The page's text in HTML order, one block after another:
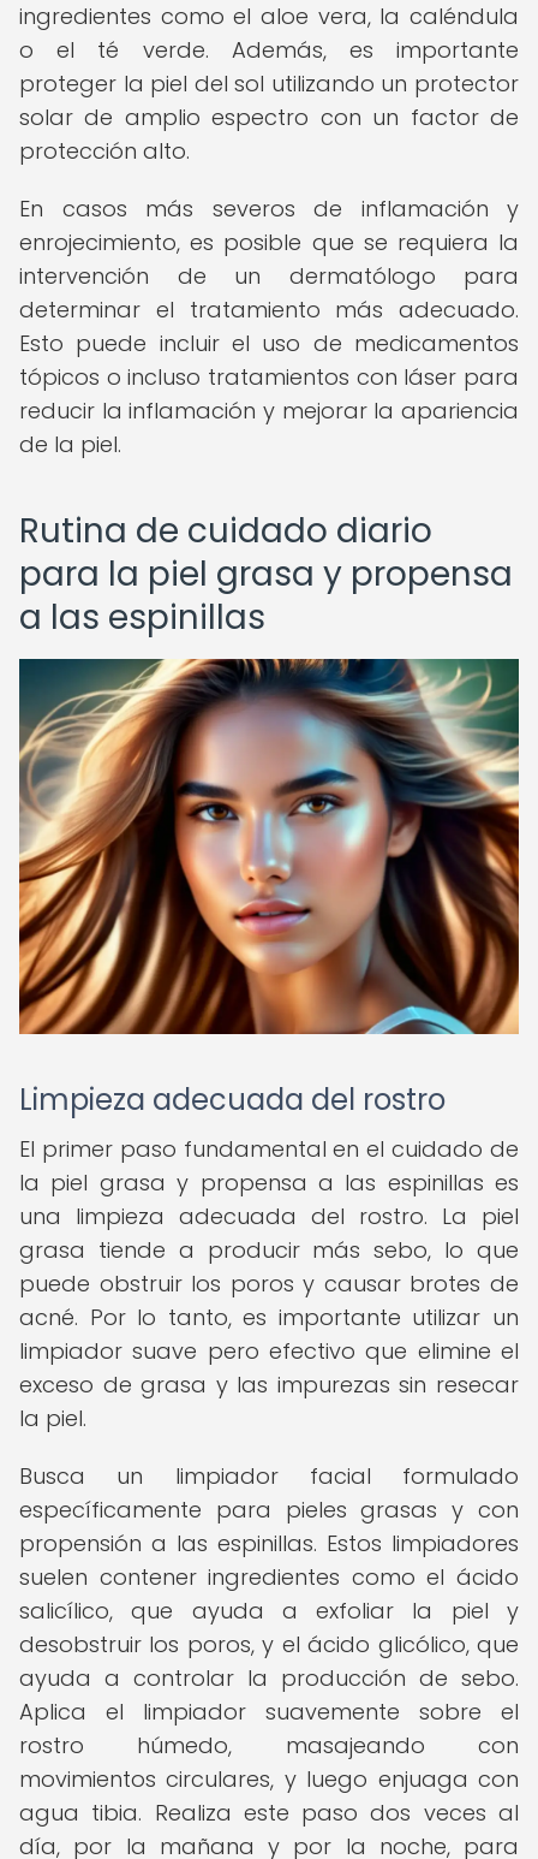
ingredientes como el aloe vera, la caléndula
o el té verde. Además, es importante
proteger la piel del sol utilizando un protector
solar de amplio espectro con un factor de
protección alto.
En casos más severos de inflamación y
enrojecimiento, es posible que se requiera la
intervención de un dermatólogo para
determinar el tratamiento más adecuado.
Esto puede incluir el uso de medicamentos
tópicos o incluso tratamientos con láser para
reducir la inflamación y mejorar la apariencia
de la piel.
Rutina de cuidado diario
para la piel grasa y propensa
a las espinillas
Limpieza adecuada del rostro
El primer paso fundamental en el cuidado de
la piel grasa y propensa a las espinillas es
una limpieza adecuada del rostro. La piel
grasa tiende a producir más sebo, lo que
puede obstruir los poros y causar brotes de
acné. Por lo tanto, es importante utilizar un
limpiador suave pero efectivo que elimine el
exceso de grasa y las impurezas sin resecar
la piel.
Busca un limpiador facial formulado
específicamente para pieles grasas y con
propensión a las espinillas. Estos limpiadores
suelen contener ingredientes como el ácido
salicílico, que ayuda a exfoliar la piel y
desobstruir los poros, y el ácido glicólico, que
ayuda a controlar la producción de sebo.
Aplica el limpiador suavemente sobre el
rostro húmedo, masajeando con
movimientos circulares, y luego enjuaga con
agua tibia. Realiza este paso dos veces al
día, por la mañana y por la noche, para